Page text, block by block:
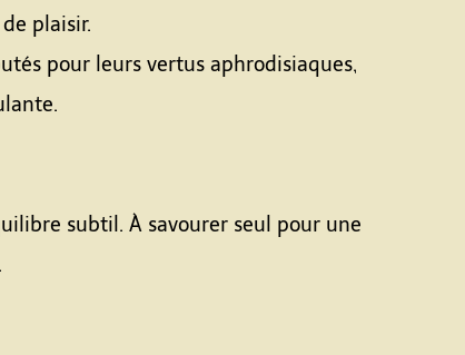
plaisir.
pour leurs vertus aphrodisiaques,
subtil. À savourer seul pour une